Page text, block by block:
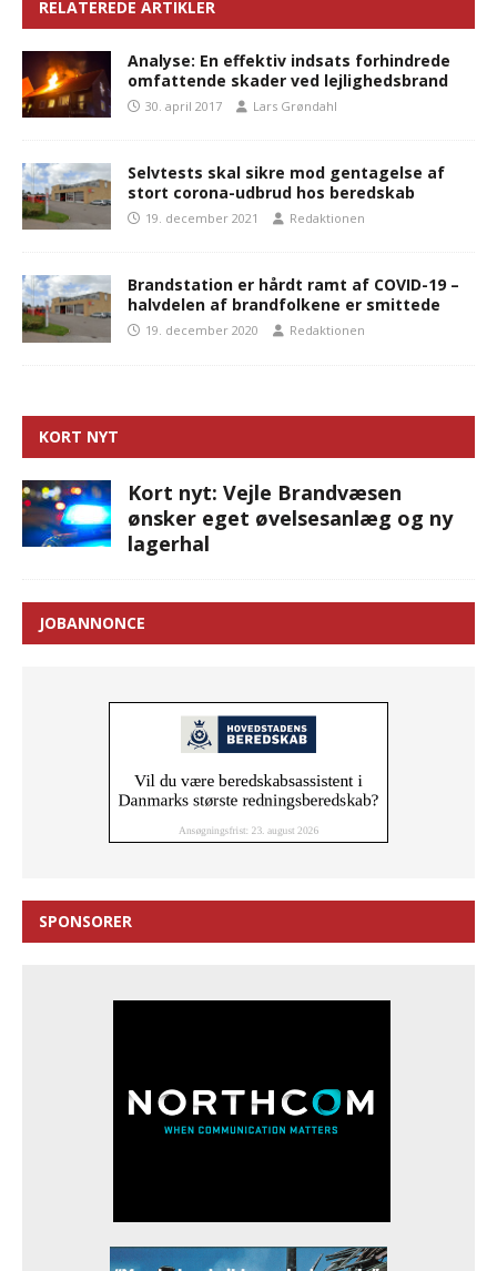
RELATEREDE ARTIKLER
Analyse: En effektiv indsats forhindrede
omfattende skader ved lejlighedsbrand
30. april 2017 Lars Grøndahl
Selvtests skal sikre mod gentagelse af
stort corona-udbrud hos beredskab
19. december 2021 Redaktionen
Brandstation er hårdt ramt af COVID-19 –
halvdelen af brandfolkene er smittede
19. december 2020 Redaktionen
KORT NYT
Kort nyt: Vejle Brandvæsen
ønsker eget øvelsesanlæg og ny
lagerhal
JOBANNONCE
SPONSORER